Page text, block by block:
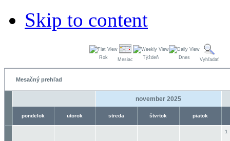
Skip to content
Rok Mesiac Týždeň Dnes Vyhľadať
Mesačný prehľad
november 2025
pondelok utorok streda štvrtok piatok
1